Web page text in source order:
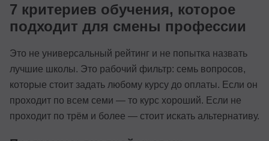
7 критериев обучения, которое
подходит для смены профессии
Это не универсальный рейтинг и не попытка назвать
лучшие школы. Это рабочий фильтр: семь вопросов,
которые стоит задать любому курсу до оплаты. Если он
проходит по всем семи — то курс хороший. Если не
проходит по трём и более — стоит искать альтернативу.